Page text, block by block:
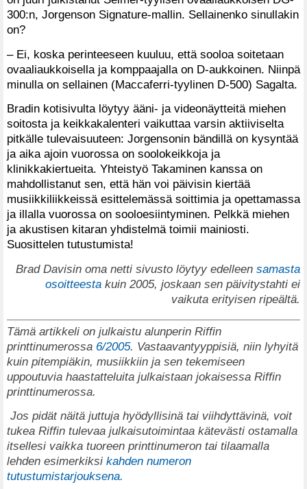
300:n, Jorgenson Signature-mallin. Sellainenko sinullakin
on?
– Ei, koska perinteeseen kuuluu, että sooloa soitetaan
ovaaliaukkoisella ja komppaajalla on D-aukkoinen. Niinpä
minulla on sellainen (Maccaferri-tyylinen D-500) Sagalta.
Bradin kotisivulta löytyy ääni- ja videonäytteitä miehen
soitosta ja keikkakalenteri vaikuttaa varsin aktiiviselta
pitkälle tulevaisuuteen: Jorgensonin bändillä on kysyntää
ja aika ajoin vuorossa on soolokeikkoja ja
klinikkakiertueita. Yhteistyö Takaminen kanssa on
mahdollistanut sen, että hän voi päivisin kiertää
musiikkiliikkeissä esittelemässä soittimia ja opettamassa
ja illalla vuorossa on sooloesiintyminen. Pelkkä miehen
ja akustisen kitaran yhdistelmä toimii mainiosti.
Suosittelen tutustumista!
Brad Davisin oma netti sivusto löytyy edelleen samasta
osoitteesta kuin 2005, joskaan sen päivitystahti ei
vaikuta erityisen ripeältä.
Tämä artikkeli on julkaistu alunperin Riffin
printtinumerossa 6/2005. Vastaavantyyppisiä, niin lyhyitä
kuin pitempiäkin, musiikkiin ja sen tekemiseen
uppoutuvia haastatteluita julkaistaan jokaisessa Riffin
printtinumerossa.
Jos pidät näitä juttuja hyödyllisinä tai viihdyttävinä, voit
tukea Riffin tulevaa julkaisutoimintaa kätevästi ostamalla
itsellesi vaikka tuoreen printtinumeron tai tilaamalla
lehden esimerkiksi kahden numeron
tutustumistarjouksena.